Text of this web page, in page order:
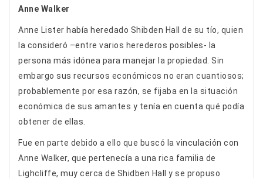
Anne Walker
Anne Lister había heredado Shibden Hall de su tío, quien
la consideró –entre varios herederos posibles- la
persona más idónea para manejar la propiedad. Sin
embargo sus recursos económicos no eran cuantiosos;
probablemente por esa razón, se fijaba en la situación
económica de sus amantes y tenía en cuenta qué podía
obtener de ellas.
Fue en parte debido a ello que buscó la vinculación con
Anne Walker, que pertenecía a una rica familia de
Lighcliffe, muy cerca de Shidben Hall y se propuso